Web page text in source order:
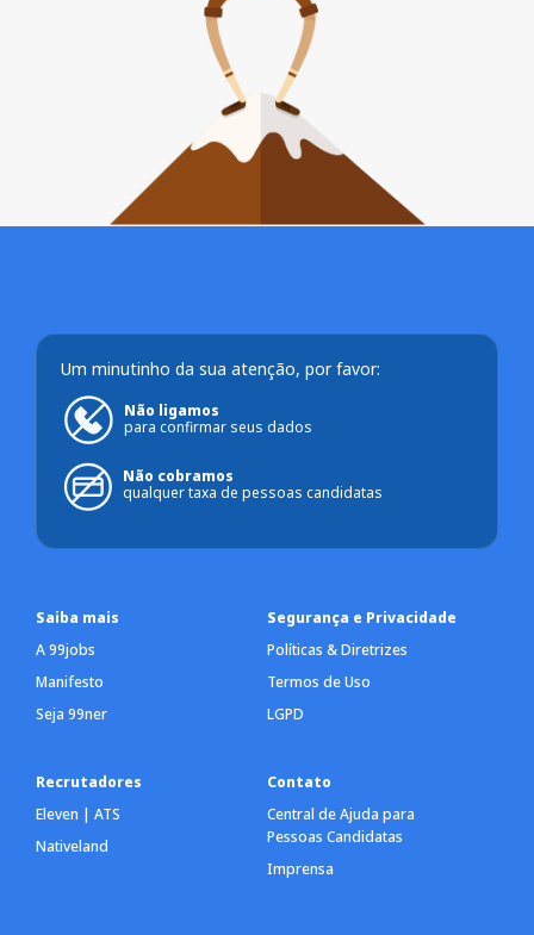
Saiba mais
A 99jobs
Manifesto
Seja 99ner
Segurança e Privacidade
Políticas & Diretrizes
Termos de Uso
LGPD
Recrutadores
Eleven | ATS
Nativeland
Contato
Central de Ajuda para
Pessoas Candidatas
Imprensa
Um minutinho da sua atenção, por favor:
Não ligamos
para confirmar seus dados
Não cobramos
qualquer taxa de pessoas candidatas